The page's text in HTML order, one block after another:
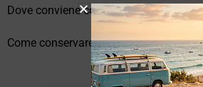
Dove conviene comprare vinili online?
Come conservare correttamente i vinili